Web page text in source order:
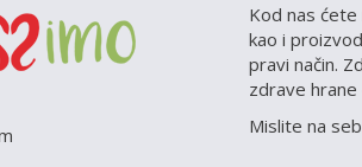
Kod nas
kao i
pravi način.
zdrave
Mislite na